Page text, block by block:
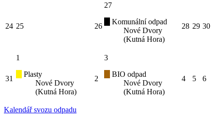
24 25 26
27
Komunální odpad
Nové Dvory
(Kutná Hora)
28 29 30
31
1
Plasty
Nové Dvory
(Kutná Hora)
2
3
BIO odpad
Nové Dvory
(Kutná Hora)
4 5 6
Kalendář svozu odpadu